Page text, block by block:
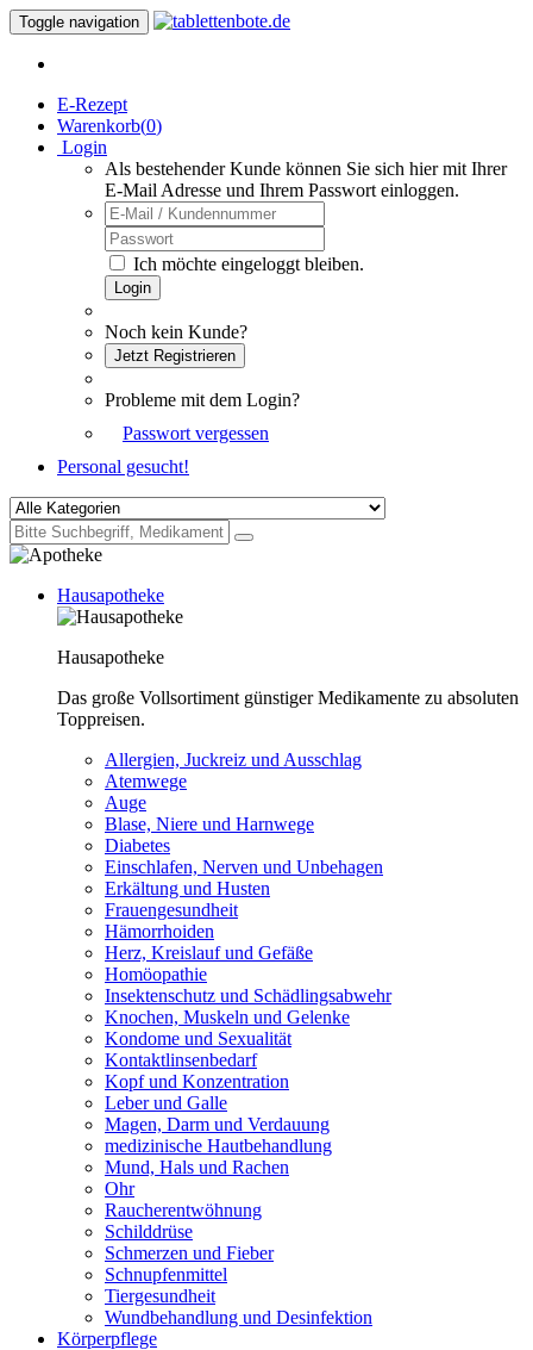
Toggle navigation
E-Rezept
Warenkorb(0)
Login
Als bestehender Kunde können Sie sich hier mit Ihrer
E-Mail Adresse und Ihrem Passwort einloggen.
Ich möchte eingeloggt bleiben.
Login
Noch kein Kunde?
Jetzt Registrieren
Probleme mit dem Login?
Passwort vergessen
Personal gesucht!
Hausapotheke
Hausapotheke
Das große Vollsortiment günstiger Medikamente zu absoluten
Toppreisen.
Allergien, Juckreiz und Ausschlag
Atemwege
Auge
Blase, Niere und Harnwege
Diabetes
Einschlafen, Nerven und Unbehagen
Erkältung und Husten
Frauengesundheit
Hämorrhoiden
Herz, Kreislauf und Gefäße
Homöopathie
Insektenschutz und Schädlingsabwehr
Knochen, Muskeln und Gelenke
Kondome und Sexualität
Kontaktlinsenbedarf
Kopf und Konzentration
Leber und Galle
Magen, Darm und Verdauung
medizinische Hautbehandlung
Mund, Hals und Rachen
Ohr
Raucherentwöhnung
Schilddrüse
Schmerzen und Fieber
Schnupfenmittel
Tiergesundheit
Wundbehandlung und Desinfektion
Körperpflege